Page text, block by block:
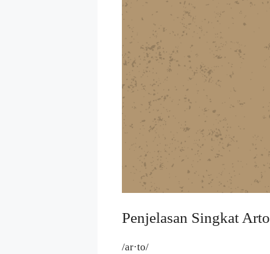
Penjelasan Singkat Arto
/ar·to/